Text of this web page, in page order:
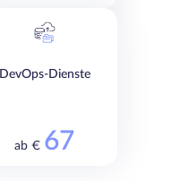
DevOps-Dienste
ab € 67